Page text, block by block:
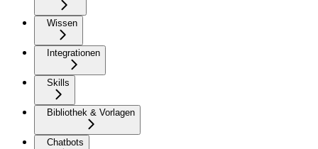
Wissen
Integrationen
Skills
Bibliothek & Vorlagen
Chatbots